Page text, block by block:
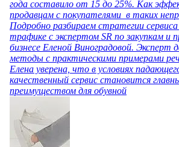
года составило от 15 до 25%. Как
продавцам с покупателями в таких
Подробно разбираем стратегии сервиса
трафике с экспертом SR по закупкам и
бизнесе Еленой Виноградовой. Эксперт
методы с практическими примерами
Елена уверена, что в условиях
качественный сервис становится
преимуществом для обувной